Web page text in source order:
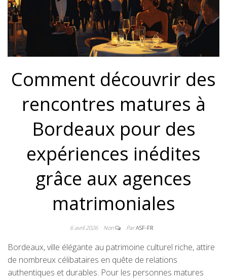
Comment découvrir des
rencontres matures à
Bordeaux pour des
expériences inédites
grâce aux agences
matrimoniales
6 avril 2026 Non ParASF-FR
Bordeaux, ville élégante au patrimoine culturel riche, attire
de nombreux célibataires en quête de relations
authentiques et durables. Pour les personnes matures